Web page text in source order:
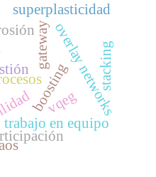
trabajo en equipo
gatewayoverlay networks
superplasticidad
boosting stacking
vqeg